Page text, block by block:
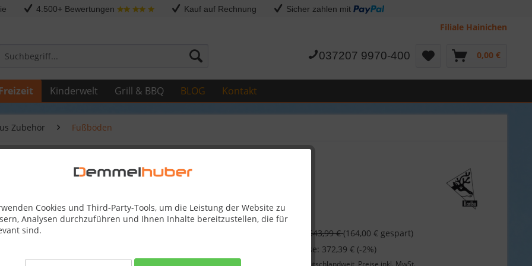
4.500+ Bewertungen Kauf auf Rechnung Sicher zahlen mit
Filiale Hainichen
037207 9970-400 0,00 €
Kinderwelt Grill & BBQ BLOG Kontakt
Cookies und Third-Party-Tools, um die Leistung der Website zu
Analysen durchzuführen und Ihnen Inhalte bereitzustellen, die für
sind.
Zubehör Fußböden
x 2,13 m
379,99 € 543,99 €(164,00 € gespart)
Skonto-Preis bei Vorkasse: 372,39 € (-2%)
deutschlandweit, Preise inkl. MwSt.